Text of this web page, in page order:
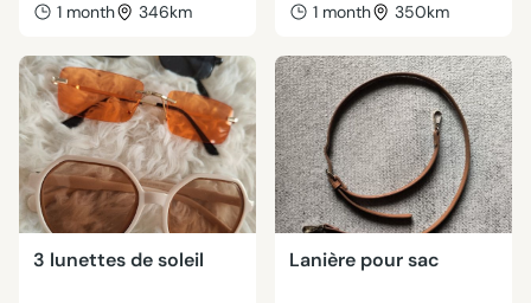
1 month 346km 1 month 350km
3 lunettes de soleil Lanière pour sac